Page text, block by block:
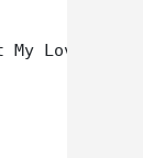
Love